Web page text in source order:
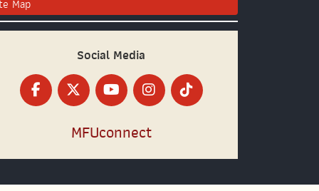
Map
Social Media
MFUconnect